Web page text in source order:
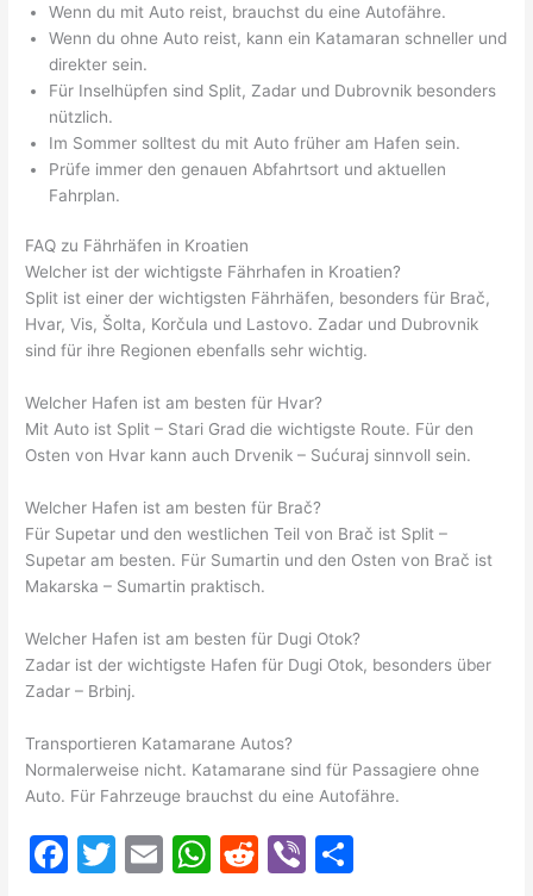
Wenn du mit Auto reist, brauchst du eine Autofähre.
Wenn du ohne Auto reist, kann ein Katamaran schneller und
direkter sein.
Für Inselhüpfen sind Split, Zadar und Dubrovnik besonders
nützlich.
Im Sommer solltest du mit Auto früher am Hafen sein.
Prüfe immer den genauen Abfahrtsort und aktuellen
Fahrplan.
FAQ zu Fährhäfen in Kroatien
Welcher ist der wichtigste Fährhafen in Kroatien?
Split ist einer der wichtigsten Fährhäfen, besonders für Brač,
Hvar, Vis, Šolta, Korčula und Lastovo. Zadar und Dubrovnik
sind für ihre Regionen ebenfalls sehr wichtig.
Welcher Hafen ist am besten für Hvar?
Mit Auto ist Split – Stari Grad die wichtigste Route. Für den
Osten von Hvar kann auch Drvenik – Sućuraj sinnvoll sein.
Welcher Hafen ist am besten für Brač?
Für Supetar und den westlichen Teil von Brač ist Split –
Supetar am besten. Für Sumartin und den Osten von Brač ist
Makarska – Sumartin praktisch.
Welcher Hafen ist am besten für Dugi Otok?
Zadar ist der wichtigste Hafen für Dugi Otok, besonders über
Zadar – Brbinj.
Transportieren Katamarane Autos?
Normalerweise nicht. Katamarane sind für Passagiere ohne
Auto. Für Fahrzeuge brauchst du eine Autofähre.
F
T
E
W R
Vi